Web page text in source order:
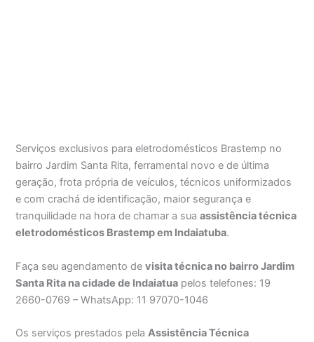
Serviços exclusivos para eletrodomésticos Brastemp no
bairro Jardim Santa Rita, ferramental novo e de última
geração, frota própria de veículos, técnicos uniformizados
e com crachá de identificação, maior segurança e
tranquilidade na hora de chamar a suaassistência técnica
eletrodomésticos Brastemp em Indaiatuba.
Faça seu agendamento devisita técnica no bairro Jardim
Santa Rita na cidade de Indaiatua pelos telefones: 19
2660-0769 – WhatsApp: 11 97070-1046
Os serviços prestados pelaAssistência Técnica